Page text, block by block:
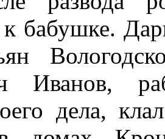
к бабушке.
Иванов,
дела,